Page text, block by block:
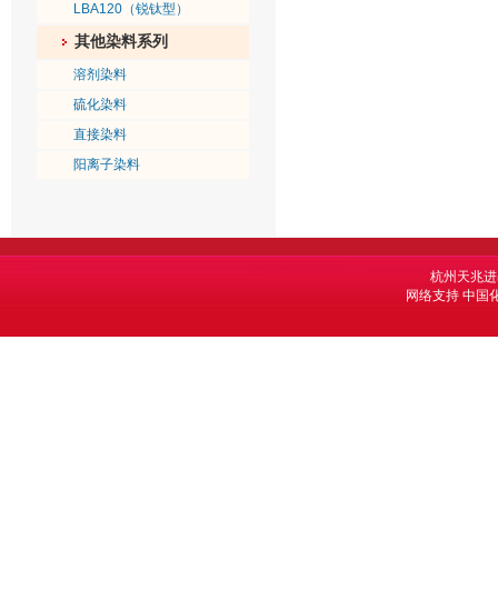
LBA120（锐钛型）
其他染料系列
溶剂染料
硫化染料
直接染料
阳离子染料
杭州天兆
网络支持 中国